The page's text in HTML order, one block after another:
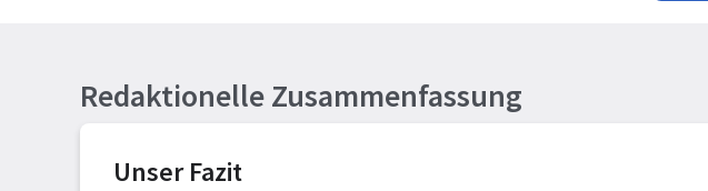
Redaktionelle Zusammenfassung
Unser Fazit